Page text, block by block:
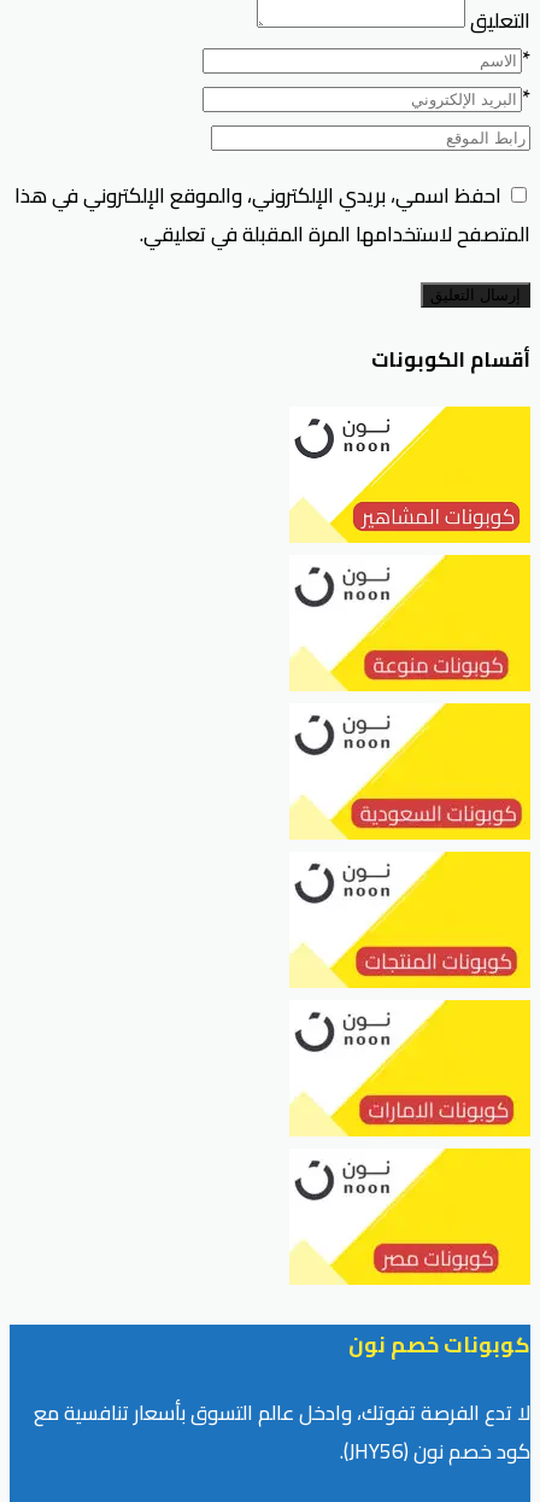
التعليق
*
*
احفظ اسمي، بريدي الإلكتروني، والموقع الإلكتروني في هذا
المتصفح لاستخدامها المرة المقبلة في تعليقي.
إرسال التعليق
أقسام الكوبونات
كوبونات خصم نون
لا تدع الفرصة تفوتك، وادخل عالم التسوق بأسعار تنافسية مع
كود خصم نون (JHY56).